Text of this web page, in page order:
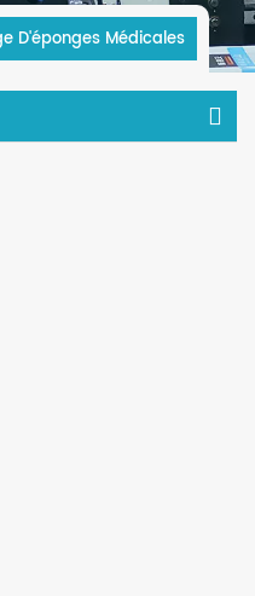
D'éponges Médicales